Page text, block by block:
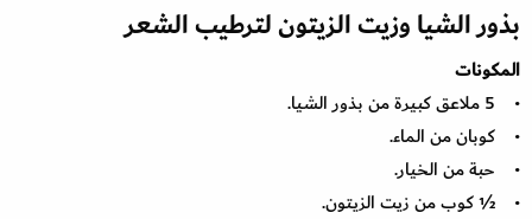
بذور الشيا وزيت الزيتون لترطيب الشعر
المكونات
• 5 ملاعق كبيرة من بذور الشيا.
• كوبان من الماء.
• حبة من الخيار.
• ½ كوب من زيت الزيتون.